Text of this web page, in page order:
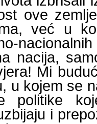
ove
već u
nacija,
Mi
u kojem se
politike
i